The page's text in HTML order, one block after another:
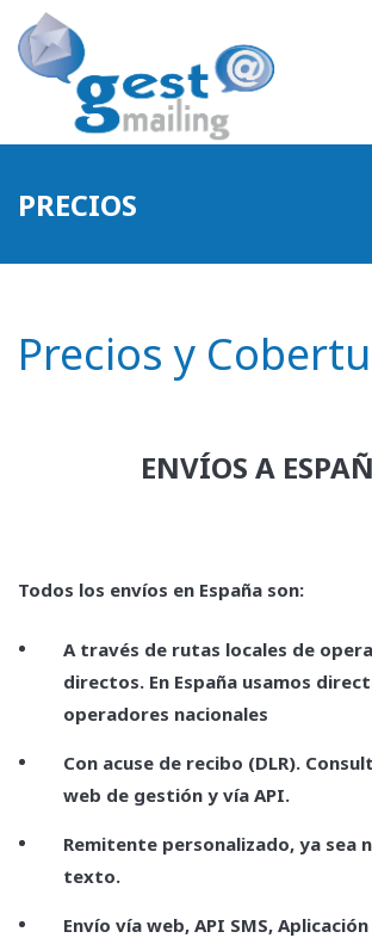
PRECIOS
Precios y
ENVÍOS A
Todos los envíos en España son:
A través de rutas locales de
directos. En España usamos
operadores nacionales
Con acuse de recibo (DLR).
web de gestión y vía API.
Remitente personalizado, ya sea
texto.
Envío vía web, API SMS,